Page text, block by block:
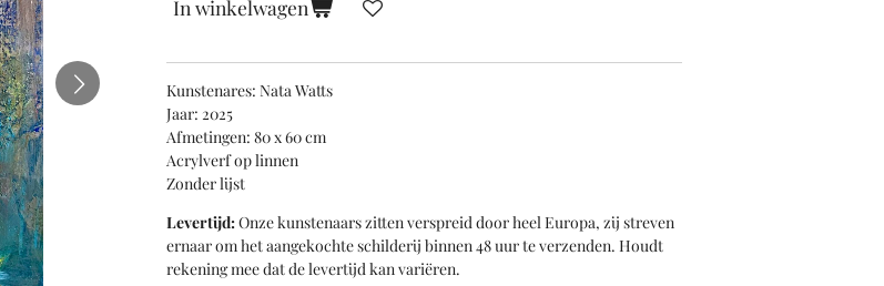
In winkelwagen
Kunstenares: Nata Watts
Jaar: 2025
Afmetingen: 80 x 60 cm
Acrylverf op linnen
Zonder lijst
Levertijd:Onze kunstenaars zitten verspreid door heel Europa, zij streven
ernaar om het aangekochte schilderij binnen 48 uur te verzenden. Houdt
rekening mee dat de levertijd kan variëren.